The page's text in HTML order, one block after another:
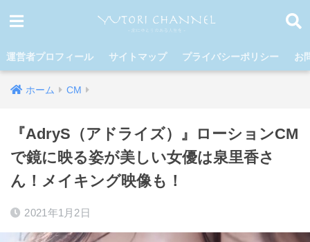
運営者プロフィール サイトマップ プライバシーポリシー お
ホーム CM
『AdryS（アドライズ）』ローションCM
で鏡に映る姿が美しい女優は泉里香さ
ん！メイキング映像も！
2021年1月2日